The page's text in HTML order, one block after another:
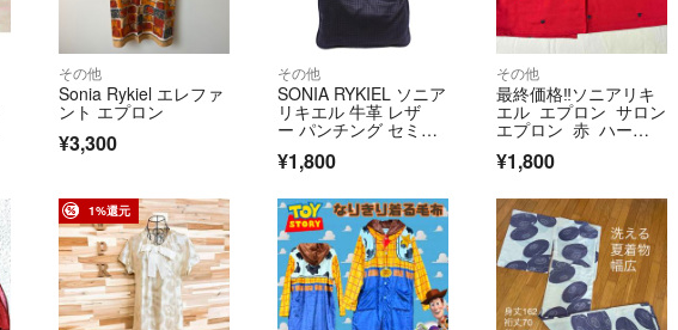
その他
Sonia Rykiel エレファ
ント エプロン
¥3,300
その他
SONIA RYKIEL ソニア
リキエル 牛革 レザ
ー パンチング セミシ
■ レディース
¥1,800
その他
最終価格‼︎ソニアリキ
エル エプロン サロン
エプロン 赤 ハー
¥1,800
1%還元